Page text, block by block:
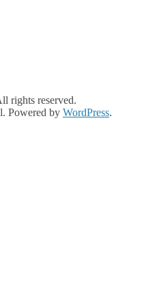
rights reserved.
Powered by WordPress.